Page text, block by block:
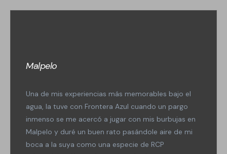
Malpelo
Una de mis experiencias más memorables bajo el
agua, la tuve con Frontera Azul cuando un pargo
inmenso se me acercó a jugar con mis burbujas en
Malpelo y duré un buen rato pasándole aire de mi
boca a la suya como una especie de RCP